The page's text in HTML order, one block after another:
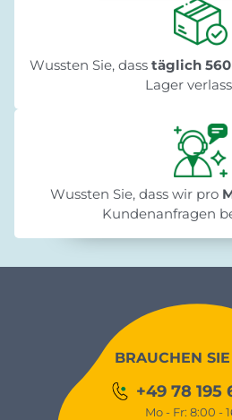
Wussten Sie, dass täglich 560
Lager
Wussten Sie, dass wir pro
Kundenanfragen
BRAUCHEN
+49 78 195
Mo - Fr: 8:00 -